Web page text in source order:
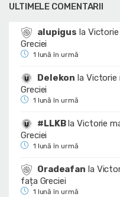
ULTIMELE COMENTARII
alupigus la
Greciei
1 lună în urmă
Delekon la Victorie
Greciei
1 lună în urmă
#LLKBlaVictorie
Greciei
1 lună în urmă
Oradeafan la
fața Greciei
1 lună în urmă